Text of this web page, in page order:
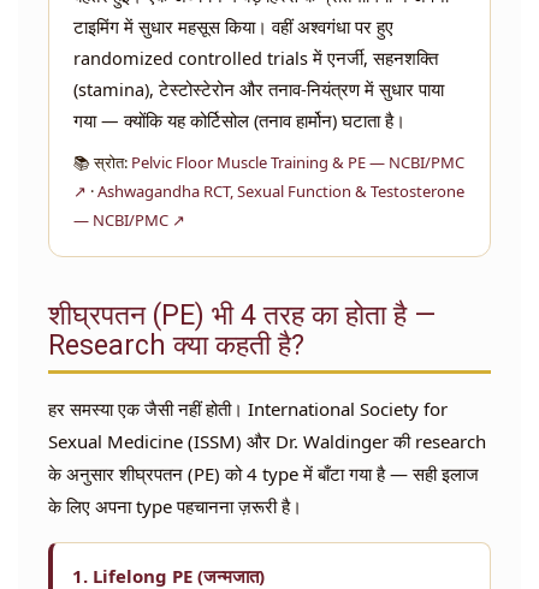
टाइमिंग में सुधार महसूस किया। वहीं अश्वगंधा पर हुए
randomized controlled trials में एनर्जी, सहनशक्ति
(stamina), टेस्टोस्टेरोन और तनाव-नियंत्रण में सुधार पाया
गया — क्योंकि यह कोर्टिसोल (तनाव हार्मोन) घटाता है।
📚 स्रोत: Pelvic Floor Muscle Training & PE — NCBI/PMC
↗ ·Ashwagandha RCT, Sexual Function & Testosterone
— NCBI/PMC ↗
शीघ्रपतन (PE) भी 4 तरह का होता है —
Research क्या कहती है?
हर समस्या एक जैसी नहीं होती। International Society for
Sexual Medicine (ISSM) और Dr. Waldinger की research
के अनुसार शीघ्रपतन (PE) को 4 type में बाँटा गया है — सही इलाज
के लिए अपना type पहचानना ज़रूरी है।
1. Lifelong PE (जन्मजात)